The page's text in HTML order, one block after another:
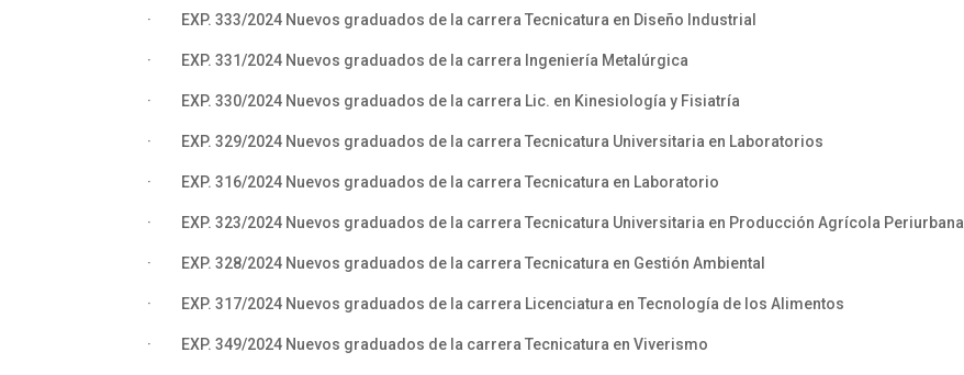
· EXP. 333/2024 Nuevos graduados de la carrera Tecnicatura en Diseño Industrial
· EXP. 331/2024 Nuevos graduados de la carrera Ingeniería Metalúrgica
· EXP. 330/2024 Nuevos graduados de la carrera Lic. en Kinesiología y Fisiatría
· EXP. 329/2024 Nuevos graduados de la carrera Tecnicatura Universitaria en Laboratorios
· EXP. 316/2024 Nuevos graduados de la carrera Tecnicatura en Laboratorio
· EXP. 323/2024 Nuevos graduados de la carrera Tecnicatura Universitaria en Producción Agrícola Periurbana
· EXP. 328/2024 Nuevos graduados de la carrera Tecnicatura en Gestión Ambiental
· EXP. 317/2024 Nuevos graduados de la carrera Licenciatura en Tecnología de los Alimentos
· EXP. 349/2024 Nuevos graduados de la carrera Tecnicatura en Viverismo